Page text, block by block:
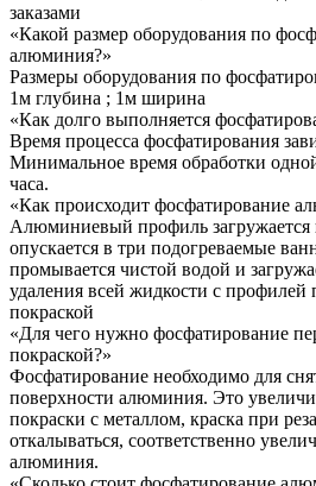
заказами
«Какой размер оборудования по
алюминия?»
Размеры оборудования по
1м глубина ; 1м ширина
«Как долго выполняется
Время процесса фосфатирования
Минимальное время обработки
часа.
«Как происходит фосфатирование
Алюминиевый профиль загружается
опускается в три подогреваемые
промывается чистой водой и
удаления всей жидкости с профилей
покраской
«Для чего нужно фосфатирование
покраской?»
Фосфатирование необходимо для
поверхности алюминия. Это
покраски с металлом, краска при
откалываться, соответственно
алюминия.